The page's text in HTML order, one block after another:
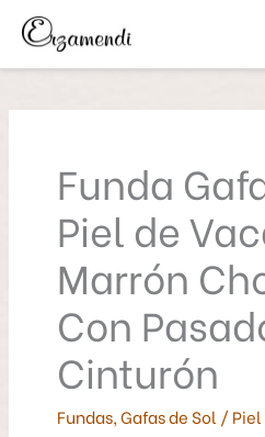
contenido
Funda
Piel de
Marrón
Con
Cinturón
Fundas,Gafas de Sol / Piel